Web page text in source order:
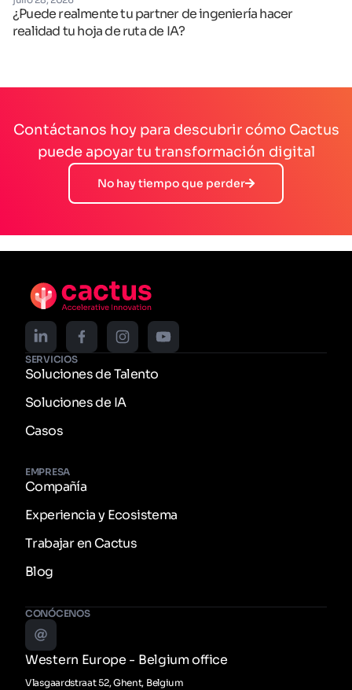
¿Puede realmente tu partner de ingeniería hacer
realidad tu hoja de ruta de IA?
Contáctanos hoy para descubrir cómo Cactus
puede apoyar tu transformación digital
No hay tiempo que perder
SERVICIOS
Soluciones de Talento
Soluciones de IA
Casos
EMPRESA
Compañía
Experiencia y Ecosistema
Trabajar en Cactus
Blog
CONÓCENOS
Western Europe - Belgium office
Vlasgaardstraat 52, Ghent, Belgium